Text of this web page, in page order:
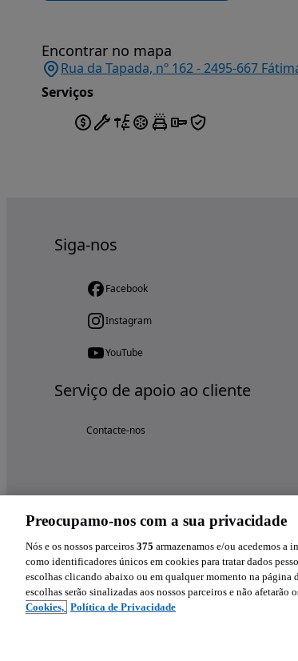
Encontrar no mapa
Rua da Tapada, nº 162 - 2495-667
Serviços
Siga-nos
Facebook
Instagram
YouTube
Serviço de apoio ao cliente
Contacte-nos
Preocupamo-nos com a sua privacidade
Nós e os nossos parceiros 375 armazenamos e/ou acedemos a
como identificadores únicos em cookies para tratar dados
escolhas clicando abaixo ou em qualquer momento na página
escolhas serão sinalizadas aos nossos parceiros e não afetarão
Cookies, Política de Privacidade